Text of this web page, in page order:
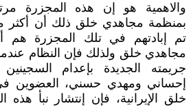
والاهمية هو إن هذه المجزرة
تم إبادتهم في تلك المجزرة
مجاهدي خلق ولذلك فإن النظام
جريمته الجديدة بإعدام السجينين
إحساني ومهدي حسني، العضوين
خلق الإيرانية، فإن إنتشار نبأ